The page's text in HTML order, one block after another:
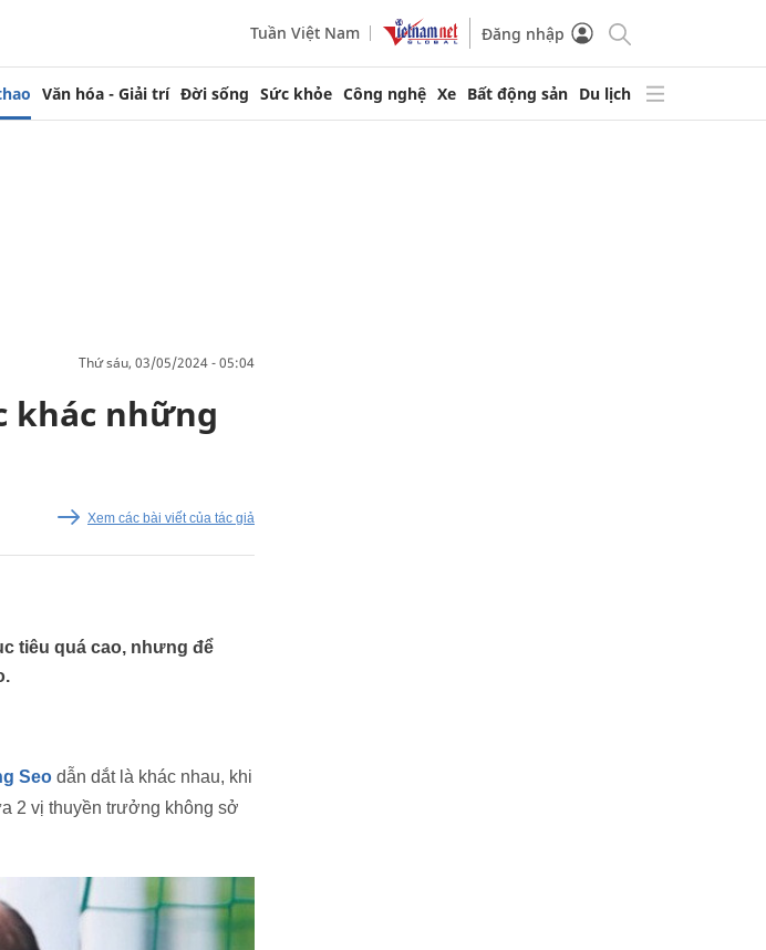
Tuần Việt Nam Đăng nhập
Văn hóa - Giải trí Đời sống Sức khỏe Công nghệ Xe Bất động sản Du lịch
thứ sáu, 03/05/2024 - 05:04
khác những
Xem các bài viết của tác giả
tiêu quá cao, nhưng để
Seo dẫn dắt là khác nhau, khi
2 vị thuyền trưởng không sở